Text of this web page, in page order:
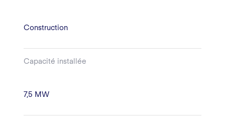
Construction
Capacité installée
7,5 MW